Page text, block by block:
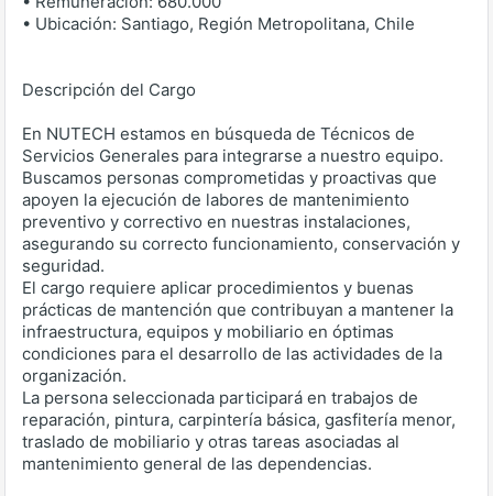
• Ubicación: Santiago, Región Metropolitana, Chile
Descripción del Cargo
En NUTECH estamos en búsqueda de Técnicos de
Servicios Generales para integrarse a nuestro equipo.
Buscamos personas comprometidas y proactivas que
apoyen la ejecución de labores de mantenimiento
preventivo y correctivo en nuestras instalaciones,
asegurando su correcto funcionamiento, conservación y
seguridad.
El cargo requiere aplicar procedimientos y buenas
prácticas de mantención que contribuyan a mantener la
infraestructura, equipos y mobiliario en óptimas
condiciones para el desarrollo de las actividades de la
organización.
La persona seleccionada participará en trabajos de
reparación, pintura, carpintería básica, gasfitería menor,
traslado de mobiliario y otras tareas asociadas al
mantenimiento general de las dependencias.